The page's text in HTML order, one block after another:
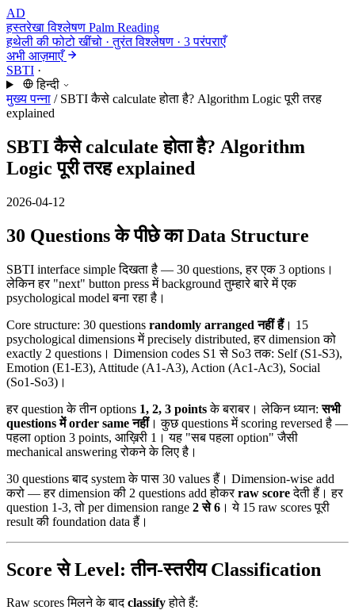
AD
हस्तरेखा विश्लेषण Palm Reading
हथेली की फोटो खींचो · तुरंत विश्लेषण · 3 परंपराएँ
अभी आज़माएँ
SBTI ·
हिन्दी
मुख्य पन्ना / SBTI कैसे calculate होता है? Algorithm Logic पूरी तरह
explained
SBTI कैसे calculate होता है? Algorithm
Logic पूरी तरह explained
2026-04-12
30 Questions के पीछे का Data Structure
SBTI interface simple दिखता है — 30 questions, हर एक 3 options।
लेकिन हर "next" button press में background तुम्हारे बारे में एक
psychological model बना रहा है।
Core structure: 30 questions randomly arranged नहीं हैं। 15
psychological dimensions में precisely distributed, हर dimension को
exactly 2 questions। Dimension codes S1 से So3 तक: Self (S1-S3),
Emotion (E1-E3), Attitude (A1-A3), Action (Ac1-Ac3), Social
(So1-So3)।
हर question के तीन options 1, 2, 3 pointsके बराबर। लेकिन ध्यान:सभी
questions में order same नहीं। कुछ questions में scoring reversed है —
पहला option 3 points, आख़िरी 1। यह "सब पहला option" जैसी
mechanical answering रोकने के लिए है।
30 questions बाद system के पास 30 values हैं। Dimension-wise add
करो — हर dimension की 2 questions add होकरraw scoreदेती हैं। हर
question 1-3, तो per dimension range 2 से 6 । ये 15 raw scores पूरी
result की foundation data हैं।
Score से Level: तीन-स्तरीय Classification
Raw scores मिलने के बादclassifyहोते हैं: